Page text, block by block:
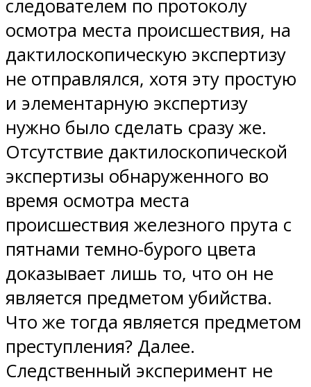
следователем по протоколу
осмотра места происшествия, на
дактилоскопическую экспертизу
не отправлялся, хотя эту простую
и элементарную экспертизу
нужно было сделать сразу же.
Отсутствие дактилоскопической
экспертизы обнаруженного во
время осмотра места
происшествия железного прута с
пятнами темно-бурого цвета
доказывает лишь то, что он не
является предметом убийства.
Что же тогда является предметом
преступления? Далее.
Следственный эксперимент не